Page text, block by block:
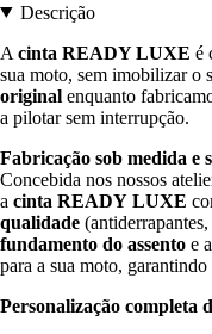
Descrição
A cinta READY LUXE é
sua moto, sem imobilizar o
original enquanto
a pilotar sem interrupção.
Fabricação sob medida e
Concebida nos nossos
a cinta READY LUXE
qualidade
fundamento do assento e a
para a sua moto,
Personalização completa